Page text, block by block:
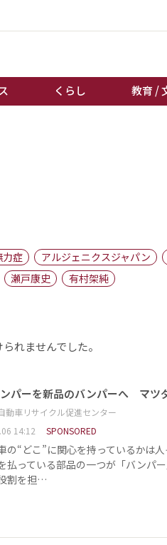
くらし 教育 /
地域
力症 アルジェニクスジャパン
瀬戸康史
有村架純
れませんでした。
パーを新品のバンパーへ マツ
動車リサイクル促進センター
14:12
SPONSORED
の“どこ”に関心を持っているかは
払っている部品の一つが「バンパ
割を担…